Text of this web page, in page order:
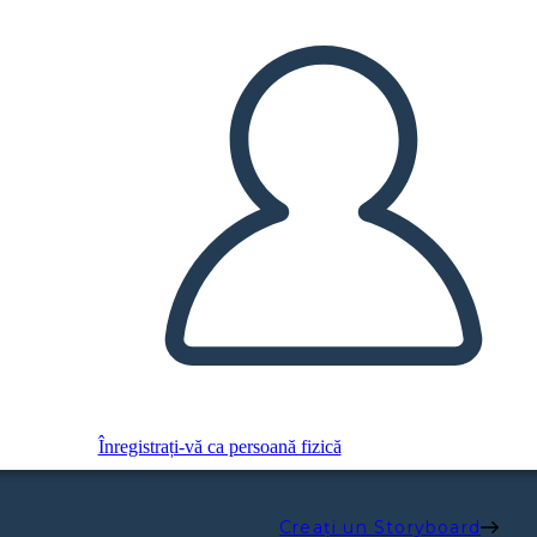
Înregistrați-vă ca persoană fizică
Creați un Storyboard